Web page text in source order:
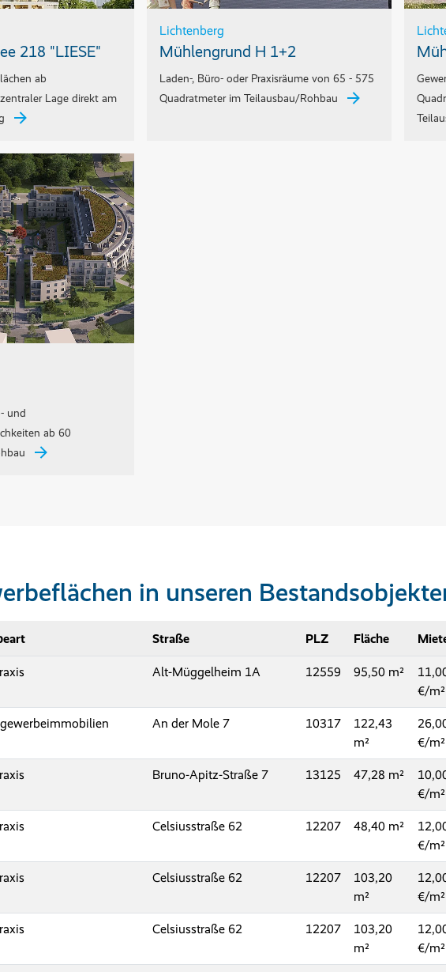
218 "LIESE"
ab
Lage direkt am
Lichtenberg
Mühlengrund H 1+2
Laden-, Büro- oder Praxisräume von 65 - 575
Quadratmeter im Teilausbau/Rohbau
und
ab 60
in unseren
Straße PLZ Fläche
Alt-Müggelheim 1A 12559 95,50
€/m²
An der Mole 7 10317 122,43
€/m²
Bruno-Apitz-Straße 7 13125 47,28
€/m²
Celsiusstraße 62 12207 48,40
€/m²
Celsiusstraße 62 12207 103,20
€/m²
Celsiusstraße 62 12207 103,20
€/m²